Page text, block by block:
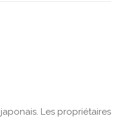
Les propriétaires